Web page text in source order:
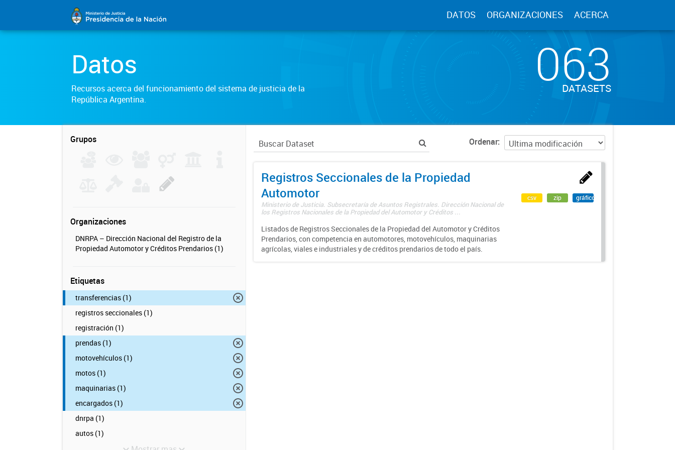
DATOS ORGANIZACIONES ACERCA
Datos
Recursos acerca del funcionamiento del sistema de justicia de la
República Argentina.
063
DATASETS
Grupos
Organizaciones
DNRPA – Dirección Nacional del Registro de la
Propiedad Automotor y Créditos Prendarios (1)
Etiquetas
transferencias (1)
registros seccionales (1)
registración (1)
prendas (1)
motovehículos (1)
motos (1)
maquinarias (1)
encargados (1)
dnrpa (1)
autos (1)
Ordenar
Registros Seccionales de la Propiedad
Automotor
Ministerio de Justicia. Subsecretaría de Asuntos Registrales. Dirección Nacional de
los Registros Nacionales de la Propiedad del Automotor y Créditos ...
Listados de Registros Seccionales de la Propiedad del Automotor y Créditos
Prendarios, con competencia en automotores, motovehículos, maquinarias
agrícolas, viales e industriales y de créditos prendarios de todo el país.
csv zip gráfico